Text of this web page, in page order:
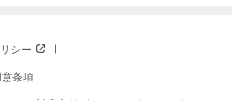
シー
条項